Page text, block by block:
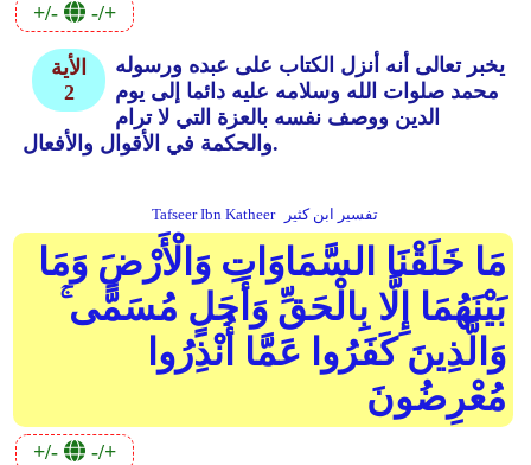
+/- -/+
الأية
2
يخبر تعالى أنه أنزل الكتاب على عبده ورسوله
محمد صلوات الله وسلامه عليه دائما إلى يوم
الدين ووصف نفسه بالعزة التي لا ترام
والحكمة في الأقوال والأفعال.
Tafseer Ibn Katheer تفسير ابن كثير
مَا خَلَقْنَا السَّمَاوَاتِ وَالْأَرْضَ وَمَا
بَيْنَهُمَا إِلَّا بِالْحَقِّ وَأَجَلٍ مُسَمًّى ۚ
وَالَّذِينَ كَفَرُوا عَمَّا أُنْذِرُوا
مُعْرِضُونَ
+/- -/+